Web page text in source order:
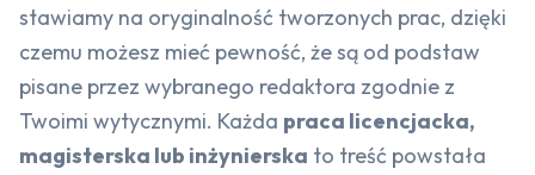
stawiamy na oryginalność tworzonych prac, dzięki
czemu możesz mieć pewność, że są od podstaw
pisane przez wybranego redaktora zgodnie z
Twoimi wytycznymi. Każda praca licencjacka,
magisterska lub inżynierska to treść powstała